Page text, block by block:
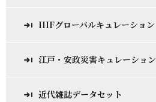
IIIFグローバルキュレーション
江戸・安政災害キュレーション
近代雑誌データセット